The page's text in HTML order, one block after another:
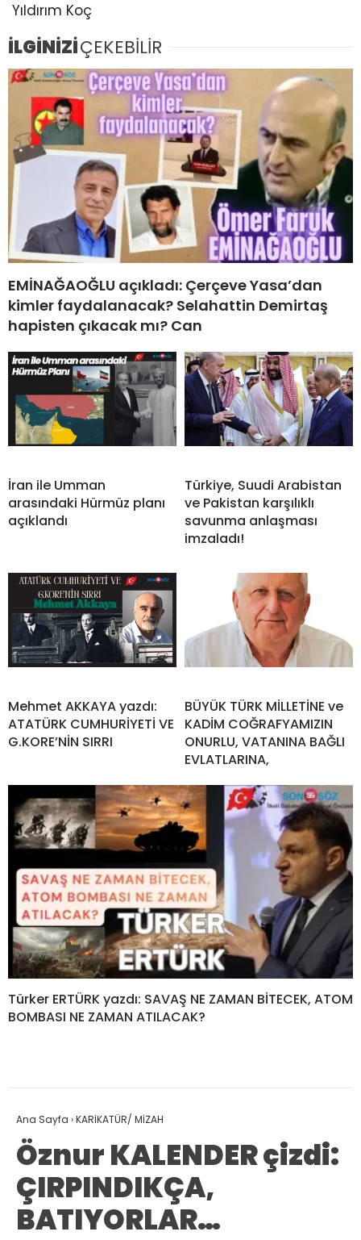
Yıldırım Koç
İLGİNİZİÇEKEBİLİR
EMİNAĞAOĞLU açıkladı: Çerçeve Yasa’dan
kimler faydalanacak? Selahattin Demirtaş
hapisten çıkacak mı? Can
İran ile Umman
arasındaki Hürmüz planı
açıklandı
Türkiye, Suudi Arabistan
ve Pakistan karşılıklı
savunma anlaşması
imzaladı!
Mehmet AKKAYA yazdı:
ATATÜRK CUMHURİYETİ VE
G.KORE’NİN SIRRI
BÜYÜK TÜRK MİLLETİNE ve
KADİM COĞRAFYAMIZIN
ONURLU, VATANINA BAĞLI
EVLATLARINA,
Türker ERTÜRK yazdı: SAVAŞ NE ZAMAN BİTECEK, ATOM
BOMBASI NE ZAMAN ATILACAK?
Ana Sayfa ›KARİKATÜR/ MİZAH
Öznur KALENDER çizdi:
ÇIRPINDIKÇA,
BATIYORLAR…